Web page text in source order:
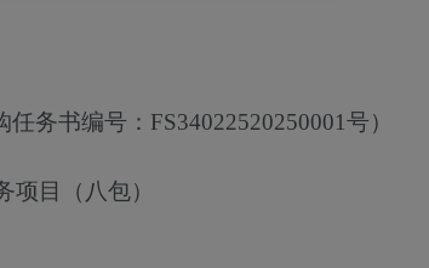
任务书编号： FS34022520250001号）
项目（八包）